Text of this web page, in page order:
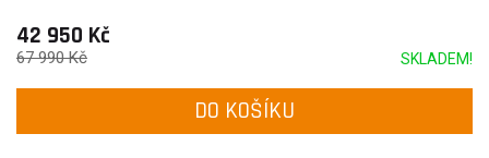
42 950 Kč
SKLADEM!
67 990 Kč
DO KOŠÍKU